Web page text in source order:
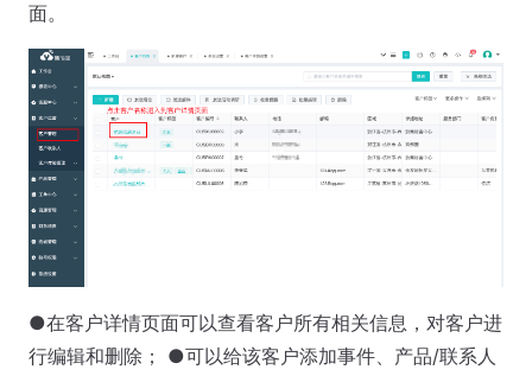
面。
●在客户详情页面可以查看客户所有相关信息，对客户进
行编辑和删除； ●可以给该客户添加事件、产品/联系人